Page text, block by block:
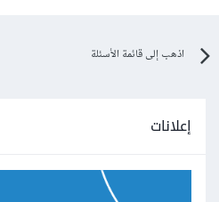
اذهب إلى قائمة الأسئلة
إعلانات